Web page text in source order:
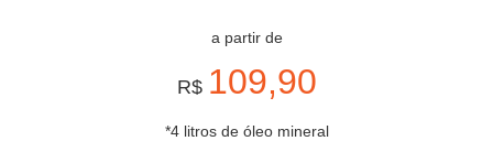
a partir de
R$ 109,90
*4 litros de óleo mineral